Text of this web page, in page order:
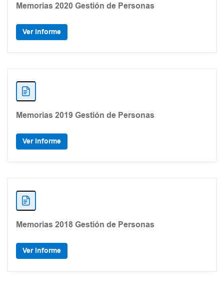
Memorias 2020 Gestión de Personas
Ver Informe
Memorias 2019 Gestión de Personas
Ver Informe
Memorias 2018 Gestión de Personas
Ver Informe